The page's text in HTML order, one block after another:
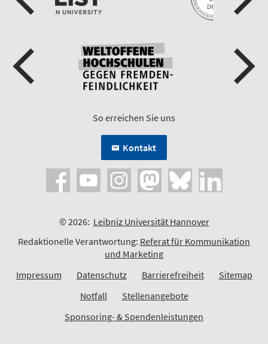
So erreichen Sie uns
Kontakt
© 2026: Leibniz Universität Hannover
Redaktionelle Verantwortung: Referat für Kommunikation
und Marketing
Impressum
Datenschutz Barrierefreiheit
Sitemap
Notfall
Stellenangebote
Sponsoring- & Spendenleistungen